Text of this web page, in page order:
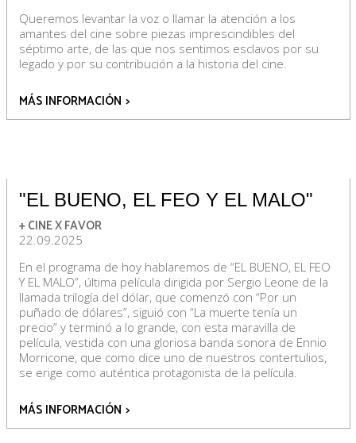
Queremos levantar la voz o llamar la atención a los
amantes del cine sobre piezas imprescindibles del
séptimo arte, de las que nos sentimos esclavos por su
legado y por su contribución a la historia del cine.
MÁS INFORMACIÓN >
"EL BUENO, EL FEO Y EL MALO"
+ CINE X FAVOR
22.09.2025
En el programa de hoy hablaremos de “EL BUENO, EL FEO
Y EL MALO”, última película dirigida por Sergio Leone de la
llamada trilogía del dólar, que comenzó con “Por un
puñado de dólares”, siguió con “La muerte tenía un
precio” y terminó a lo grande, con esta maravilla de
película, vestida con una gloriosa banda sonora de Ennio
Morricone, que como dice uno de nuestros contertulios,
se erige como auténtica protagonista de la película.
MÁS INFORMACIÓN >